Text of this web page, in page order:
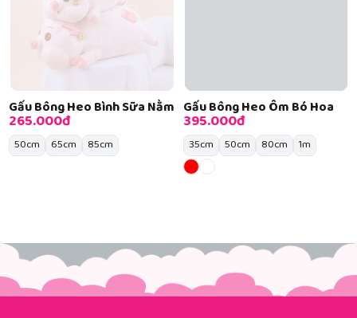
Gấu Bông Heo Bình Sữa Nằm
265.000đ
50cm 65cm 85cm
Gấu Bông Heo Ôm Bó Hoa
395.000đ
35cm 50cm 80cm 1m